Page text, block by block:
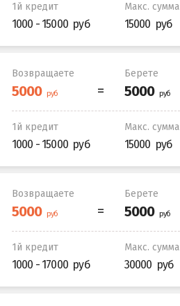
1й кредит
1000 - 15000
Макс. сумма
15000
Возвращаете Берете
1й кредит
1000 - 15000
Макс. сумма
15000
Возвращаете Берете
1й кредит
1000 - 17000
Макс. сумма
30000